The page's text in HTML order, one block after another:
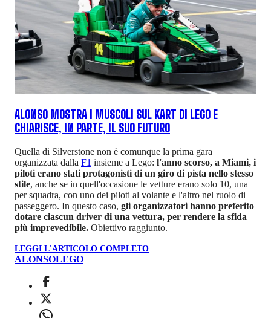
ALONSO MOSTRA I MUSCOLI SUL KART DI LEGO E
CHIARISCE, IN PARTE, IL SUO FUTURO
Quella di Silverstone non è comunque la prima gara
organizzata dalla F1 insieme a Lego: l'anno scorso, a Miami, i
piloti erano stati protagonisti di un giro di pista nello stesso
stile, anche se in quell'occasione le vetture erano solo 10, una
per squadra, con uno dei piloti al volante e l'altro nel ruolo di
passeggero. In questo caso, gli organizzatori hanno preferito
dotare ciascun driver di una vettura, per rendere la sfida
più imprevedibile. Obiettivo raggiunto.
LEGGI L'ARTICOLO COMPLETO
ALONSOLEGO